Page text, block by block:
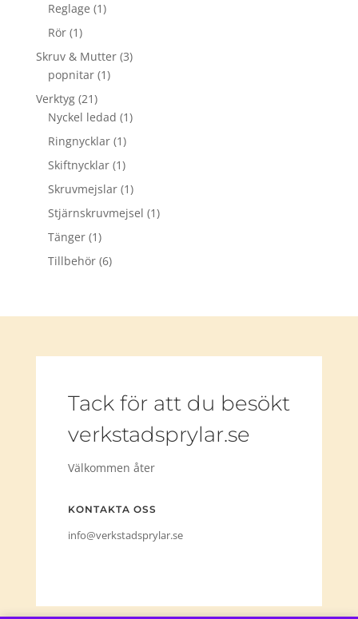
Reglage (1)
Rör (1)
Skruv & Mutter (3)
popnitar (1)
Verktyg (21)
Nyckel ledad (1)
Ringnycklar (1)
Skiftnycklar (1)
Skruvmejslar (1)
Stjärnskruvmejsel (1)
Tänger (1)
Tillbehör (6)
Tack för att du besökt
verkstadsprylar.se
Välkommen åter
KONTAKTA OSS
info@verkstadsprylar.se